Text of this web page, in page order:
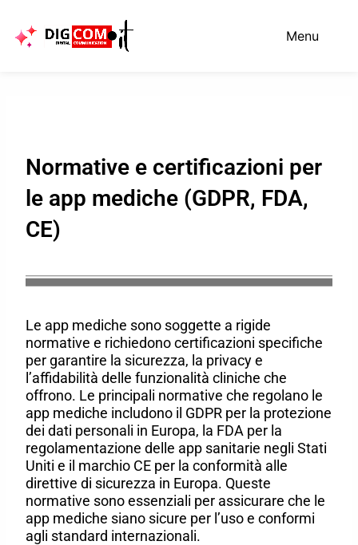
contenuto
Menu
Normative e certificazioni per
le app mediche (GDPR, FDA,
CE)
Le app mediche sono soggette a rigide
normative e richiedono certificazioni specifiche
per garantire la sicurezza, la privacy e
l’affidabilità delle funzionalità cliniche che
offrono. Le principali normative che regolano le
app mediche includono il GDPR per la protezione
dei dati personali in Europa, la FDA per la
regolamentazione delle app sanitarie negli Stati
Uniti e il marchio CE per la conformità alle
direttive di sicurezza in Europa. Queste
normative sono essenziali per assicurare che le
app mediche siano sicure per l’uso e conformi
agli standard internazionali.